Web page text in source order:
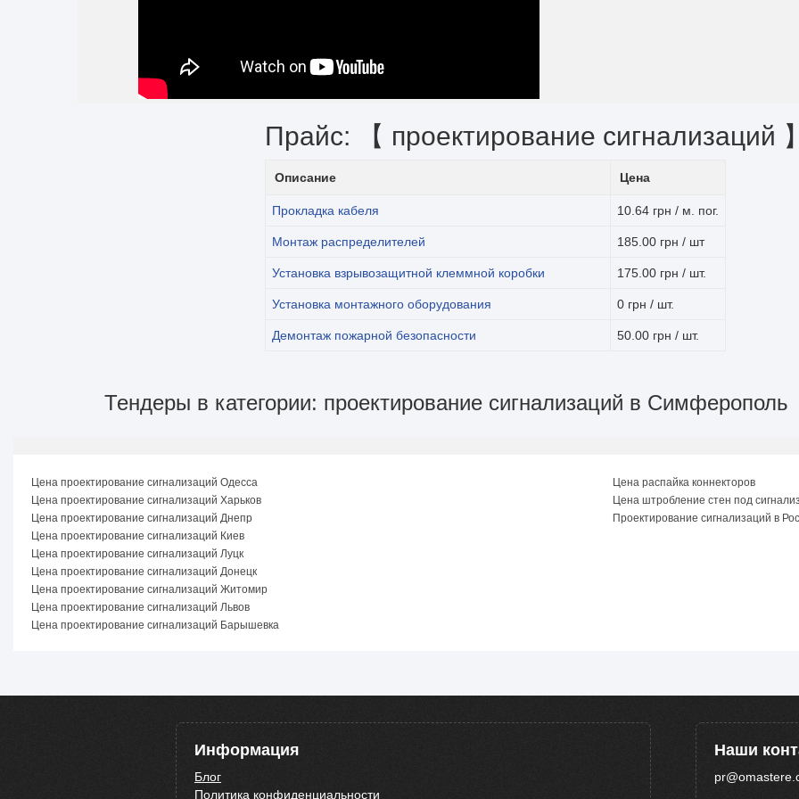
Прайс: 【 проектирование сигнализаций
Описание Цена
Прокладка кабеля 10.64 грн / м. пог.
Монтаж распределителей 185.00 грн / шт
Установка взрывозащитной клеммной коробки 175.00 грн / шт.
Установка монтажного оборудования 0 грн / шт.
Демонтаж пожарной безопасности 50.00 грн / шт.
Тендеры в категории: проектирование сигнализаций в Симферополь
Цена проектирование сигнализаций Одесса
Цена проектирование сигнализаций Харьков
Цена проектирование сигнализаций Днепр
Цена проектирование сигнализаций Киев
Цена проектирование сигнализаций Луцк
Цена проектирование сигнализаций Донецк
Цена проектирование сигнализаций Житомир
Цена проектирование сигнализаций Львов
Цена проектирование сигнализаций Барышевка
Цена распайка коннекторов
Цена штробление стен под
Проектирование сигнализаций в
Информация
Блог
Политика конфиденциальности
Наши